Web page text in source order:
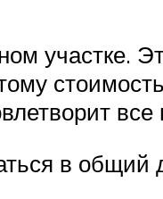
участке.
стоимость
все
в общий